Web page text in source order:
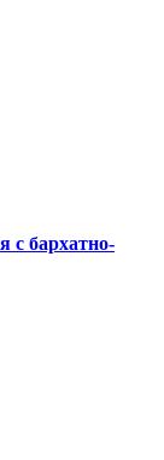
с бархатно-